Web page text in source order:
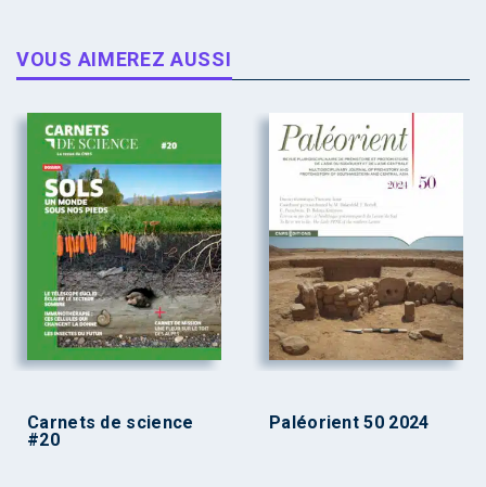
VOUS AIMEREZ AUSSI
Carnets de science
#20
Paléorient 50 2024